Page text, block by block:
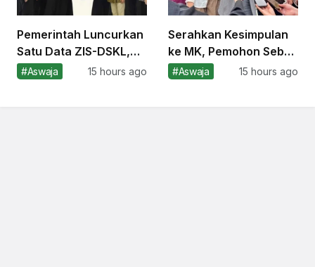
Pemerintah Luncurkan
Satu Data ZIS-DSKL,
Cegah Penerima Zakat
#Aswaja 15 hours ago
Serahkan Kesimpulan
ke MK, Pemohon Sebut
Dosen Belum Memiliki
#Aswaja 15 hours ago